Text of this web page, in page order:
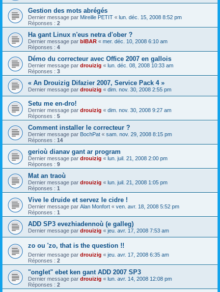
Gestion des mots abrégés
Dernier message par Mireille PETIT « lun. déc. 15, 2008 8:52 pm
Réponses : 2
Ha gant Linux n'eus netra d'ober ?
Dernier message par bIBAR « mer. déc. 10, 2008 6:10 am
Réponses : 4
Démo du correcteur avec Office 2007 en gallois
Dernier message par drouizig « lun. déc. 08, 2008 10:33 am
Réponses : 3
« An Drouizig Difazier 2007, Service Pack 4 »
Dernier message par drouizig « dim. nov. 30, 2008 2:55 pm
Setu me en-dro!
Dernier message par drouizig « dim. nov. 30, 2008 9:27 am
Réponses : 5
Comment installer le correcteur ?
Dernier message par BochPat « sam. nov. 29, 2008 8:15 pm
Réponses : 14
gerioù dianav gant ar program
Dernier message par drouizig « lun. juil. 21, 2008 2:00 pm
Réponses : 9
Mat an traoù
Dernier message par drouizig « lun. juil. 21, 2008 1:05 pm
Réponses : 1
Vive le druide et servez le cidre !
Dernier message par Alan Monfort « ven. avr. 18, 2008 5:52 pm
Réponses : 1
ADD SP3 evezhiadennoù (e galleg)
Dernier message par drouizig « jeu. avr. 17, 2008 7:53 am
zo ou 'zo, that is the question !!
Dernier message par drouizig « jeu. avr. 17, 2008 6:35 am
Réponses : 2
"onglet" ebet ken gant ADD 2007 SP3
Dernier message par drouizig « lun. avr. 14, 2008 12:08 pm
Réponses : 2